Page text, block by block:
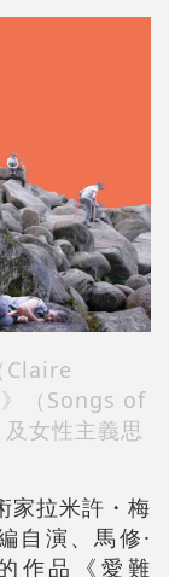
Claire
（Songs of
女性主義思
家拉米許・梅
自演、馬修·
作品《愛難